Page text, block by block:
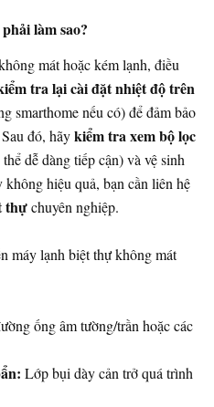
làm sao?
mát hoặc kém lạnh, điều
tra lại cài đặt nhiệt độ trên
smarthome nếu có) để đảm bảo
đó, hãykiểm tra xem bộ lọc
dễ dàng tiếp cận) và vệ sinh
hiệu quả, bạn cần liên hệ
thựchuyên nghiệp.
máy lạnh biệt thự không mát
ống âm tường/trần hoặc các
Lớp bụi dày cản trở quá trình